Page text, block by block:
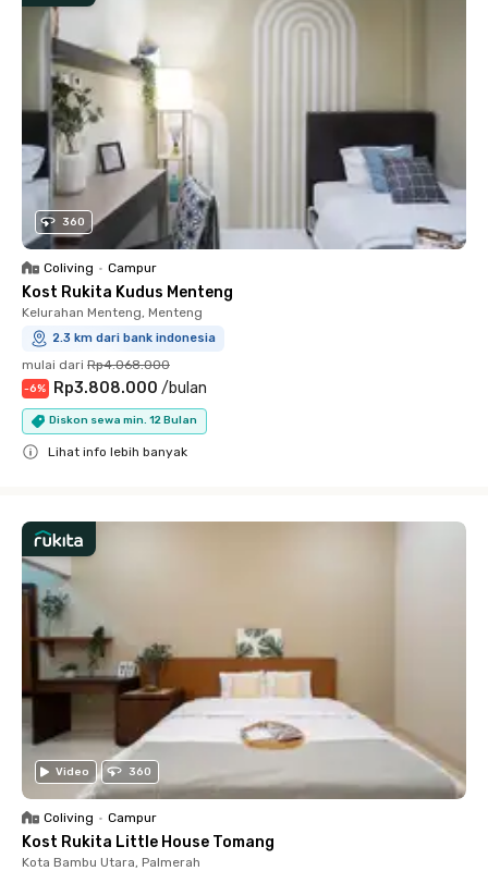
360
Coliving • Campur
Kost Rukita Kudus Menteng
Kelurahan Menteng, Menteng
2.3 km dari bank indonesia
mulai dari Rp4.068.000
-6% Rp3.808.000 /bulan
Diskon sewa min. 12 Bulan
Lihat info lebih banyak
Video 360
Coliving • Campur
Kost Rukita Little House Tomang
Kota Bambu Utara, Palmerah